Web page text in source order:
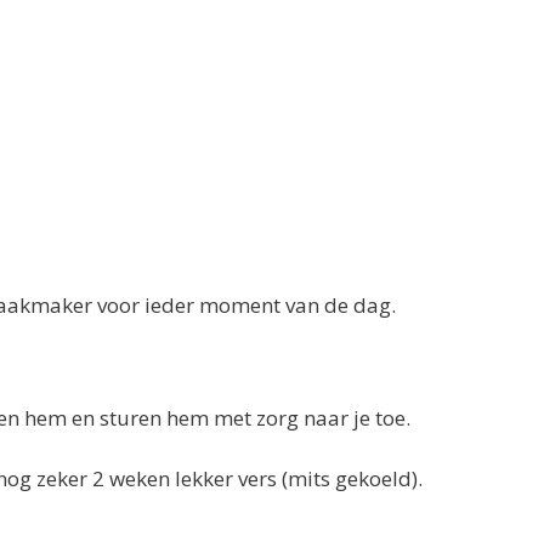
voor ieder moment van de dag.
hem en sturen hem met zorg naar je toe.
zeker 2 weken lekker vers (mits gekoeld).